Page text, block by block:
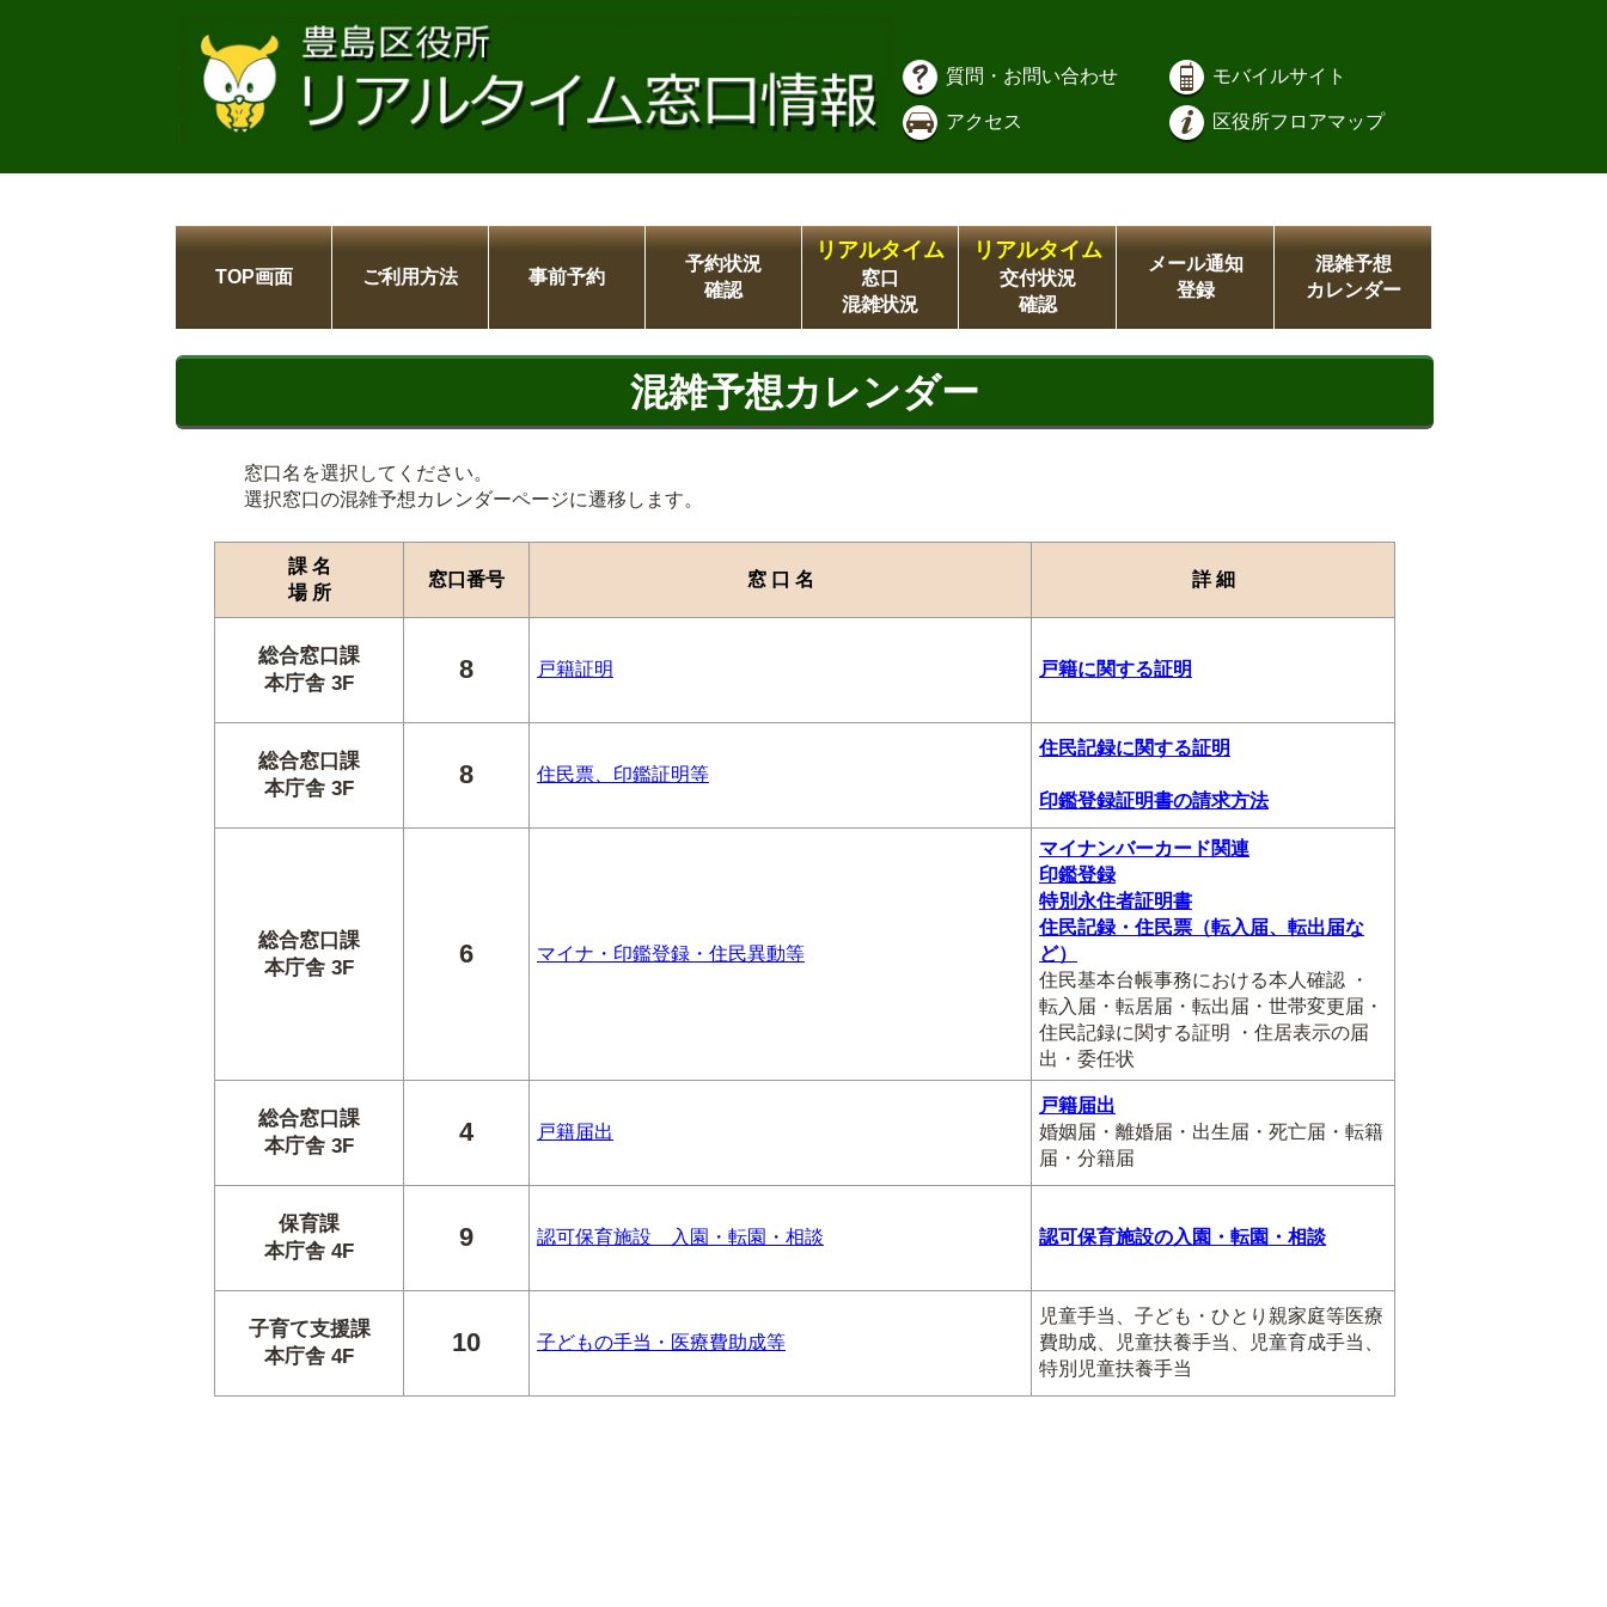
質問・お問い合わせ モバイルサイト
アクセス 区役所フロアマップ
TOP画面 ご利用方法 事前予約
予約状況
確認
リアルタイム
窓口
混雑状況
リアルタイム
交付状況
確認
メール通知
登録
混雑予想
カレンダー
混雑予想カレンダー
窓口名を選択してください。
選択窓口の混雑予想カレンダーページに遷移します。
課 名
場 所
窓口番号 窓 口 名 詳 細
総合窓口課
本庁舎 3F
8 戸籍証明 戸籍に関する証明
総合窓口課
本庁舎 3F
8 住民票、印鑑証明等
住民記録に関する証明
印鑑登録証明書の請求方法
総合窓口課
本庁舎 3F
6 マイナ・印鑑登録・住民異動等
マイナンバーカード関連
印鑑登録
特別永住者証明書
住民記録・住民票（転入届、転出届な
ど）
住民基本台帳事務における本人確認 ・
転入届・転居届・転出届・世帯変更届・
住民記録に関する証明 ・住居表示の届
出・委任状
総合窓口課
本庁舎 3F
4 戸籍届出
戸籍届出
婚姻届・離婚届・出生届・死亡届・転籍
届・分籍届
保育課
本庁舎 4F
9 認可保育施設 入園・転園・相談 認可保育施設の入園・転園・相談
子育て支援課
本庁舎 4F
10 子どもの手当・医療費助成等
児童手当、子ども・ひとり親家庭等医療
費助成、児童扶養手当、児童育成手当、
特別児童扶養手当